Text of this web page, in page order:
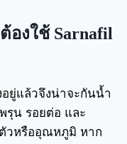
องใช้ Sarnafil
ยู่แล้วจึงน่าจะกันน้ำ
รุน รอยต่อ และ
วหรืออุณหภูมิ หาก